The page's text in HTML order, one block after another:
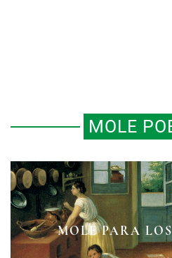
MOLE
MOLE PARA
¿SABES POR
ROMERITOS EN